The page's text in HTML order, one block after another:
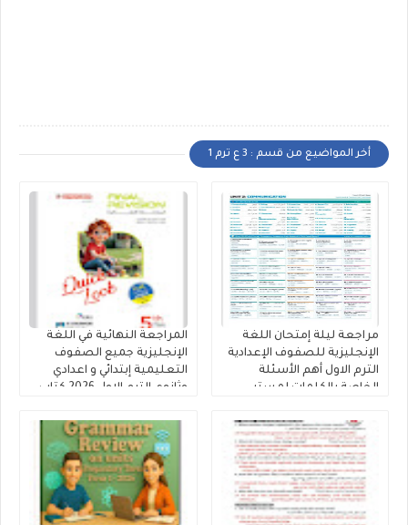
أخر المواضيع من قسم : 3 ع ترم 1
مراجعة ليلة إمتحان اللغة
الإنجليزية للصفوف الإعدادية
الترم الاول أهم الأسئلة
الخاصة بالكلمات لمستر
المراجعة النهائية في اللغة
الإنجليزية جميع الصفوف
التعليمية إبتدائي و اعدادي
وثانوي الترم الاول 2026 كتاب